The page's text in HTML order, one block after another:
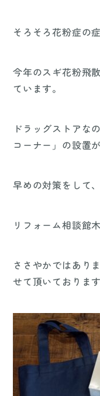
そろそろ花粉症の
今年のスギ花粉飛
ています。
ドラッグストアな
コーナー」の設置
早めの対策をして
リフォーム相談館
ささやかではあり
せて頂いております